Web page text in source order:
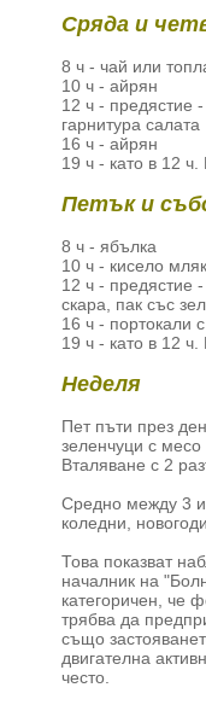
Сряда и
8 ч - чай или
10 ч - айрян
12 ч - предястие
гарнитура салата
16 ч - айрян
19 ч - като в 12
Петък и
8 ч - ябълка
10 ч - кисело
12 ч - предястие
скара, пак със
16 ч - портокали
19 ч - като в 12
Неделя
Пет пъти през
зеленчуци с месо
Вталяване с 2
Средно между 3 и
коледни,
Това показват
началник на
категоричен, че
трябва да
също
двигателна
често.